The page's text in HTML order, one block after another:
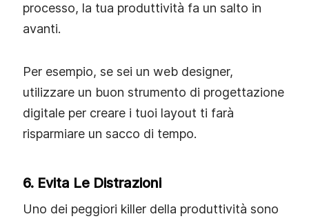
processo, la tua produttività fa un salto in
avanti.
Per esempio, se sei un web designer,
utilizzare un buon strumento di progettazione
digitale per creare i tuoi layout ti farà
risparmiare un sacco di tempo.
6. Evita Le Distrazioni
Uno dei peggiori killer della produttività sono